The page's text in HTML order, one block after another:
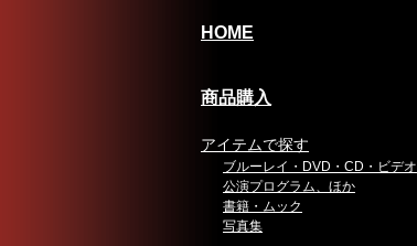
HOME
商品購入
アイテムで探す
ブルーレイ・DVD・CD・ビデオ
公演プログラム、ほか
書籍・ムック
写真集